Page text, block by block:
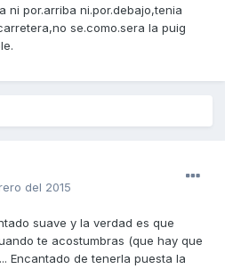
ni por.arriba ni.por.debajo,tenia
se.como.sera la puig
del 2015
suave y la verdad es que
te acostumbras (que hay que
Encantado de tenerla puesta la